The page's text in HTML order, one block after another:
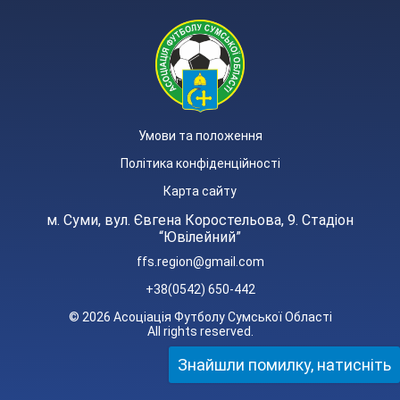
Умови та положення
Політика конфіденційності
Карта сайту
м. Суми, вул. Євгена Коростельова, 9. Стадіон
“Ювілейний”
ffs.region@gmail.com
+38(0542) 650-442
© 2026 Асоціація Футболу Сумської Області
All rights reserved.
Знайшли помилку, натисніть